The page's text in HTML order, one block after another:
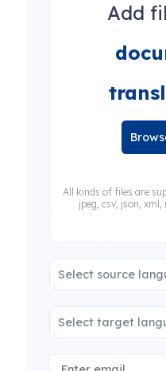
Add
All kinds of files are
jpeg, csv, json,
Select source
Select target